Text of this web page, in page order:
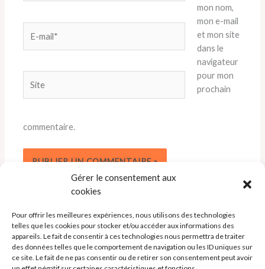
Gérer le consentement aux
cookies
Pour offrir les meilleures expériences, nous utilisons des technologies
telles que les cookies pour stocker et/ou accéder aux informations des
appareils. Le fait de consentir à ces technologies nous permettra de traiter
des données telles que le comportement de navigation ou les ID uniques sur
ce site. Le fait de ne pas consentir ou de retirer son consentement peut avoir
mail*
mon nom,
mon e-mail
et mon site
dans le
navigateur
pour mon
prochain
commentaire.